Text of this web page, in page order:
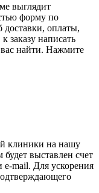
выглядит
форму по
доставки, оплаты,
заказу написать
найти. Нажмите
клиники на нашу
будет выставлен счет
mail. Для ускорения